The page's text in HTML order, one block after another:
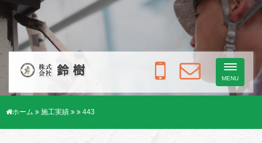
Toggle
MENU
ホーム 施工実績 443